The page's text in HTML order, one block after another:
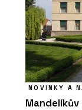
-
NOVINKY A